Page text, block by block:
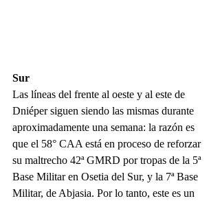
Sur
Las líneas del frente al oeste y al este de
Dniéper siguen siendo las mismas durante
aproximadamente una semana: la razón es
que el 58° CAA está en proceso de reforzar
su maltrecho 42ª GMRD por tropas de la 5ª
Base Militar en Osetia del Sur, y la 7ª Base
Militar, de Abjasia. Por lo tanto, este es un